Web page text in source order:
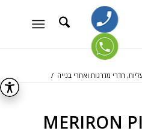
חדרי מדרגות ואתרי בנייה /